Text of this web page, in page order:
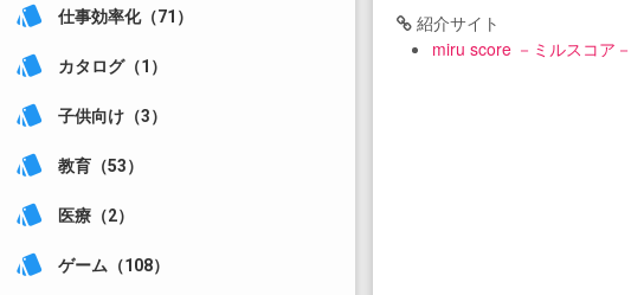
style 仕事効率化（71）
style カタログ（1）
style 子供向け（3）
style 教育（53）
style 医療（2）
style ゲーム（108）
紹介サイト
miru score －ミルスコア－